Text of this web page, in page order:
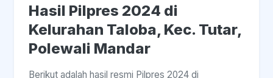
Hasil Pilpres 2024 di
Kelurahan Taloba, Kec. Tutar,
Polewali Mandar
Berikut adalah hasil resmi Pilpres 2024 di